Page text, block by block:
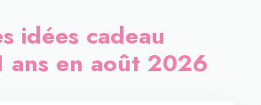
idées cadeau
ans en août 2026